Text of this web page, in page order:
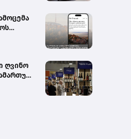
ღვინო